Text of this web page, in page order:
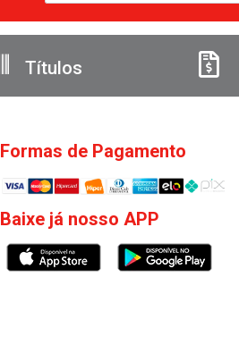
Títulos
Formas de Pagamento
Baixe já nosso APP